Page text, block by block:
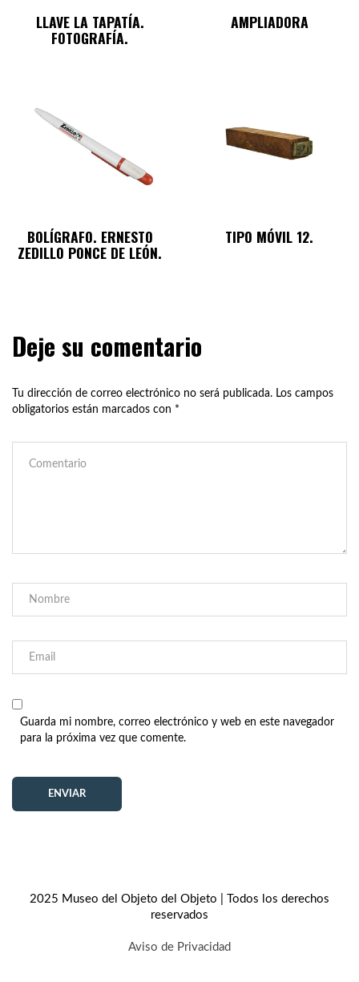
LLAVE LA TAPATÍA.
FOTOGRAFÍA.
AMPLIADORA
BOLÍGRAFO. ERNESTO
ZEDILLO PONCE DE LEÓN.
TIPO MÓVIL 12.
Deje su comentario
Tu dirección de correo electrónico no será publicada. Los campos
obligatorios están marcados con *
Guarda mi nombre, correo electrónico y web en este navegador
para la próxima vez que comente.
2025 Museo del Objeto del Objeto | Todos los derechos
reservados
Aviso de Privacidad